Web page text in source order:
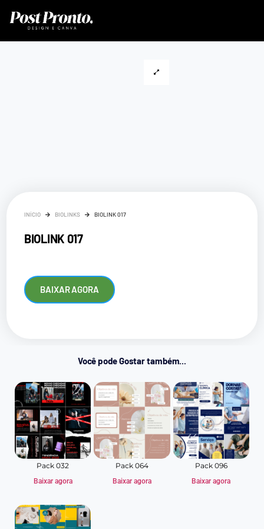
INÍCIO BIOLINKS BIOLINK 017
BIOLINK 017
BAIXAR AGORA
Você pode Gostar também...
Pack 032
Baixar agora
Pack 064
Baixar agora
Pack 096
Baixar agora